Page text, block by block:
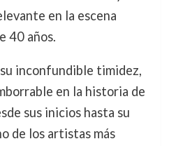
en la escena
40 años.
inconfundible timidez,
en la historia de
sus inicios hasta su
de los artistas más